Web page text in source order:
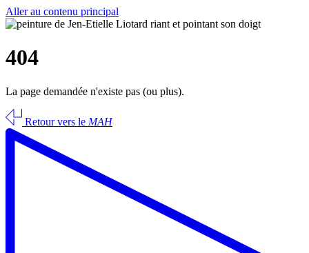
Aller au contenu principal
404
La page demandée n'existe pas (ou plus).
Retour vers le MAH